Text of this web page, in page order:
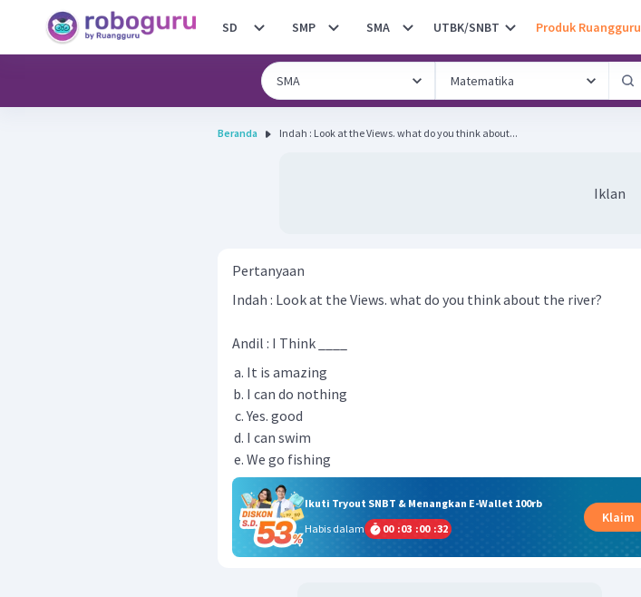
SD SMP SMA UTBK/SNBT Produk Ruangguru
Beranda Indah : Look at the Views. what do you think about...
Iklan
Pertanyaan
Indah : Look at the Views. what do you think about the river?
Andil : I Think ____
It is amazing
I can do nothing
Yes. good
I can swim
We go fishing
Ikuti Tryout SNBT & Menangkan E-Wallet 100rb
Habis dalam
00 :03 :00 :32
Klaim